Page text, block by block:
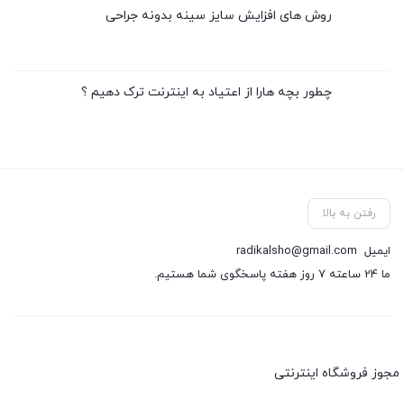
روش های افزایش سایز سینه بدونه جراحی
چطور بچه هارا از اعتیاد به اینترنت ترک دهیم ؟
رفتن به بالا
ایمیل radikalsho@gmail.com
ما 24 ساعته 7 روز هفته پاسخگوی شما هستیم.
مجوز فروشگاه اینترنتی